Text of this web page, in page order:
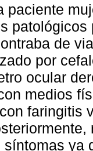
paciente
de
por
ocular
medios
faringitis
síntomas ya